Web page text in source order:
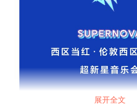
展开全文